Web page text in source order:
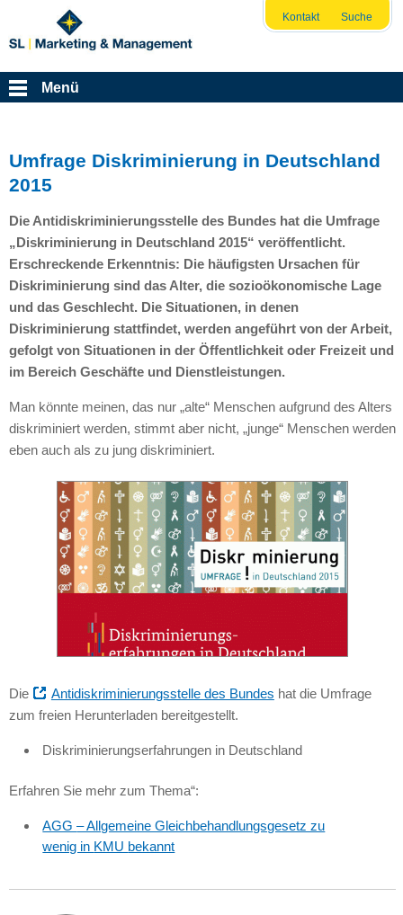
Kontakt Suche
Menü
Umfrage Diskriminierung in Deutschland
2015
Die Antidiskriminierungsstelle des Bundes hat die Umfrage
„Diskriminierung in Deutschland 2015“ veröffentlicht.
Erschreckende Erkenntnis: Die häufigsten Ursachen für
Diskriminierung sind das Alter, die sozioökonomische Lage
und das Geschlecht. Die Situationen, in denen
Diskriminierung stattfindet, werden angeführt von der Arbeit,
gefolgt von Situationen in der Öffentlichkeit oder Freizeit und
im Bereich Geschäfte und Dienstleistungen.
Man könnte meinen, das nur „alte“ Menschen aufgrund des Alters
diskriminiert werden, stimmt aber nicht, „junge“ Menschen werden
eben auch als zu jung diskriminiert.
Die Antidiskriminierungsstelle des Bundes hat die Umfrage
zum freien Herunterladen bereitgestellt.
Diskriminierungserfahrungen in Deutschland
Erfahren Sie mehr zum Thema“:
AGG– Allgemeine Gleichbehandlungsgesetz zu
wenig in KMU bekannt